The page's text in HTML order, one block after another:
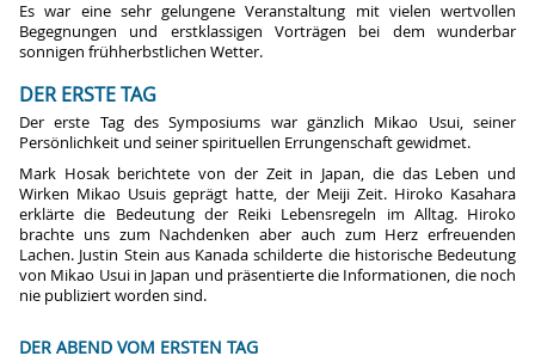
Es war eine sehr gelungene Veranstaltung mit vielen wertvollen
Begegnungen und erstklassigen Vorträgen bei dem wunderbar
sonnigen frühherbstlichen Wetter.
DER ERSTE TAG
Der erste Tag des Symposiums war gänzlich Mikao Usui, seiner
Persönlichkeit und seiner spirituellen Errungenschaft gewidmet.
Mark Hosak berichtete von der Zeit in Japan, die das Leben und
Wirken Mikao Usuis geprägt hatte, der Meiji Zeit. Hiroko Kasahara
erklärte die Bedeutung der Reiki Lebensregeln im Alltag. Hiroko
brachte uns zum Nachdenken aber auch zum Herz erfreuenden
Lachen. Justin Stein aus Kanada schilderte die historische Bedeutung
von Mikao Usui in Japan und präsentierte die Informationen, die noch
nie publiziert worden sind.
DER ABEND VOM ERSTEN TAG